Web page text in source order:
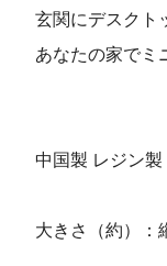
玄関にデスクト
あなたの家でミ
中国製 レジン製
大きさ（約）